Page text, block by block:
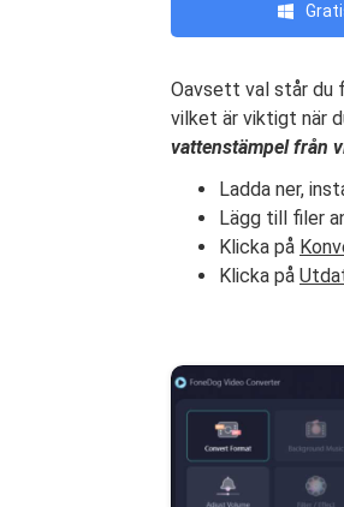
Oavsett val står du
vilket är viktigt när
vattenstämpel från
Ladda ner,
Lägg till filer
Klicka på
Klicka på